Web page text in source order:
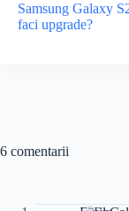
Samsung Galaxy
faci upgrade?
6 comentarii